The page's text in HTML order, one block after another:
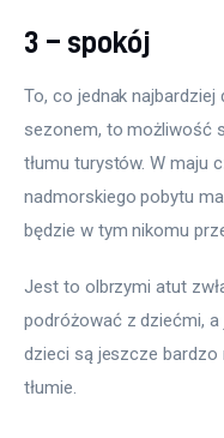
3 – spokój
To, co jednak
sezonem, to możliwość
tłumu turystów. W maju
nadmorskiego pobytu
będzie w tym nikomu
Jest to olbrzymi atut
podróżować z dziećmi, a
dzieci są jeszcze bardzo
tłumie.